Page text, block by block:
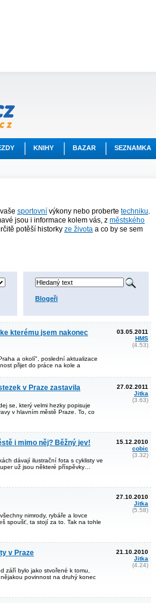
KNIHY BAZAR SEZNAMKA
sportovní výkony nebo proberte techniku.
jsou i informace kolem vás, z městského
potěší historky ze života a co by se sem
Blogeři
kterému jsem nakonec
a okolí", poslední aktualizace
přijet do práce na kole a
03.05.2011
HMS
(4.53)
v Praze zastavila
se, který velmi hezky popisuje
v hlavním městě Praze. To, co
27.02.2011
Jitka
(3.63)
i mimo něj? Běžný jev!
dávají ilustrační fota s cyklisty ve
už jsou některé příspěvky…
15.12.2010
cobic
(3.32)
nimrody, rybáře a lovce
spoušť, ta stojí za to. Tak na tohle
27.10.2010
Jitka
(5.58)
v Praze
září bylo jako stvořené k tomu,
povinnost na druhý konec
21.10.2010
Jitka
(4.24)